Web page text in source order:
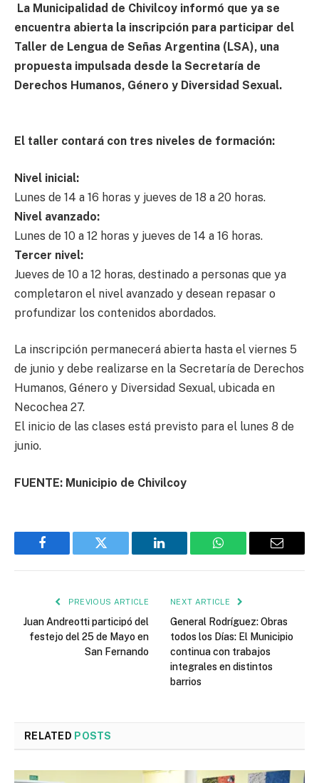
La Municipalidad de Chivilcoy informó que ya se
encuentra abierta la inscripción para participar del
Taller de Lengua de Señas Argentina (LSA), una
propuesta impulsada desde la Secretaría de
Derechos Humanos, Género y Diversidad Sexual.
El taller contará con tres niveles de formación:
Nivel inicial:
Lunes de 14 a 16 horas y jueves de 18 a 20 horas.
Nivel avanzado:
Lunes de 10 a 12 horas y jueves de 14 a 16 horas.
Tercer nivel:
Jueves de 10 a 12 horas, destinado a personas que ya
completaron el nivel avanzado y desean repasar o
profundizar los contenidos abordados.
La inscripción permanecerá abierta hasta el viernes 5
de junio y debe realizarse en la Secretaría de Derechos
Humanos, Género y Diversidad Sexual, ubicada en
Necochea 27.
El inicio de las clases está previsto para el lunes 8 de
junio.
FUENTE: Municipio de Chivilcoy
Facebook Twitter LinkedIn WhatsApp Email
PREVIOUS ARTICLE
Juan Andreotti participó del
festejo del 25 de Mayo en
San Fernando
NEXT ARTICLE
General Rodríguez: Obras
todos los Días: El Municipio
continua con trabajos
integrales en distintos
barrios
RELATED POSTS